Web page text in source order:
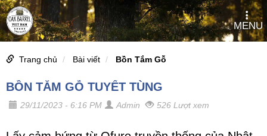
MENU
Trang chủ Bài viết Bồn Tắm Gỗ
BỒN TẮM GỖ TUYẾT TÙNG
29/11/2023 - 6:16 PM Admin 526 Lượt xem